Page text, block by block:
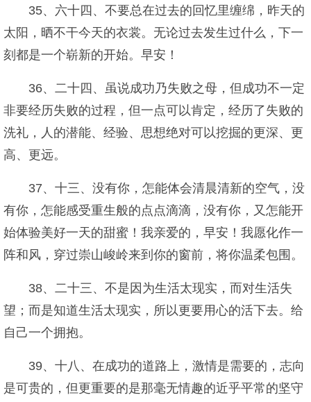
35、六十四、不要总在过去的回忆里缠绵，昨天的
太阳，晒不干今天的衣裳。无论过去发生过什么，下一
刻都是一个崭新的开始。早安！
36、二十四、虽说成功乃失败之母，但成功不一定
非要经历失败的过程，但一点可以肯定，经历了失败的
洗礼，人的潜能、经验、思想绝对可以挖掘的更深、更
高、更远。
37、十三、没有你，怎能体会清晨清新的空气，没
有你，怎能感受重生般的点点滴滴，没有你，又怎能开
始体验美好一天的甜蜜！我亲爱的，早安！我愿化作一
阵和风，穿过崇山峻岭来到你的窗前，将你温柔包围。
38、二十三、不是因为生活太现实，而对生活失
望；而是知道生活太现实，所以更要用心的活下去。给
自己一个拥抱。
39、十八、在成功的道路上，激情是需要的，志向
是可贵的，但更重要的是那毫无情趣的近乎平常的坚守